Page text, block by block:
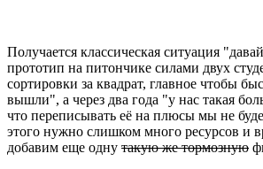
Получается классическая ситуация
прототип на питончике силами двух
сортировки за квадрат, главное чтобы
вышли", а через два года "у нас такая
что переписывать её на плюсы мы не
этого нужно слишком много ресурсов и
добавим еще одну такую же тормозную